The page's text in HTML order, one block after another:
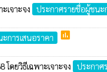
เจาะจง ประกาศรายชื่อผู้ชนะ
การเสนอราคา poll
ดยวิธีเฉพาะเจาะจง ประกาศ